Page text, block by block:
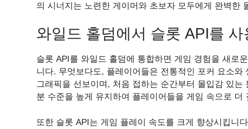
의 시너지는 노련한 게이머와 초보자 모두에게 완벽한
와일드 홀덤에서 슬롯 API를 사
슬롯 API를 와일드 홀덤에 통합하면 게임 경험을 새로
니다. 무엇보다도, 플레이어들은 전통적인 포커 요소
그래픽을 선보이며, 처음 접하는 순간부터 몰입감 있
분 수준을 높게 유지하여 플레이어들을 게임 속으로 더
또한 슬롯 API는 게임 플레이 속도를 크게 향상시킵니